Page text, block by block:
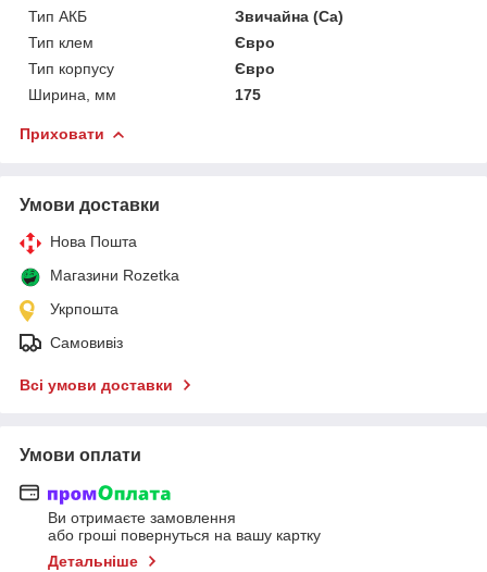
Тип АКБ
Звичайна (Ca)
Тип клем
Євро
Тип корпусу
Євро
Ширина, мм
175
Приховати
Умови доставки
Нова Пошта
Магазини Rozetka
Укрпошта
Самовивіз
Всі умови доставки
Умови оплати
Ви отримаєте замовлення
або гроші повернуться на вашу картку
Детальніше